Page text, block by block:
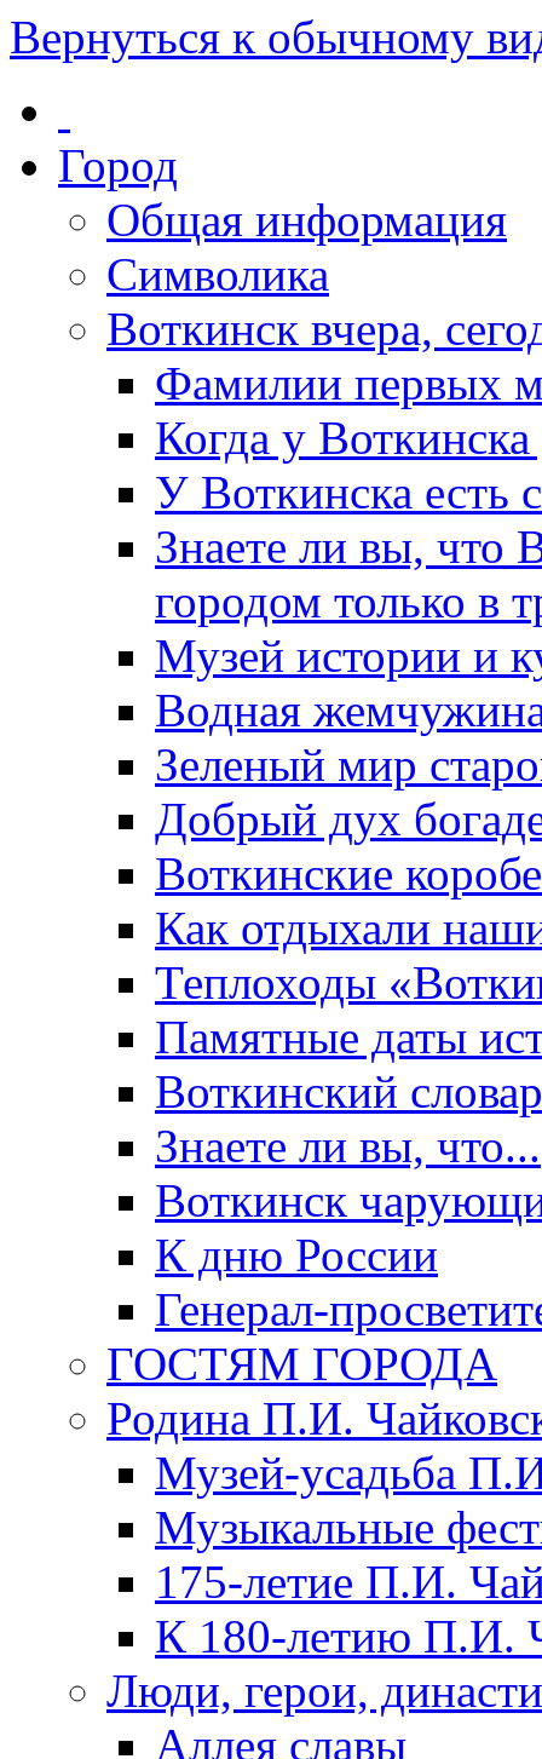
Вернуться к обычному
Город
Общая информация
Символика
Воткинск вчера,
Фамилии первых
Когда у
У Воткинска есть
Знаете ли вы, что
городом только в
Музей истории и
Водная
Зеленый мир
Добрый дух
Воткинские
Как отдыхали
Теплоходы
Памятные даты
Воткинский
Знаете ли вы, что...
Воткинск
К дню России
Генерал-
ГОСТЯМ ГОРОДА
Родина П.И.
Музей-усадьба
Музыкальные
175-летие П.И.
К 180-летию П.И.
Люди, герои,
Аллея славы